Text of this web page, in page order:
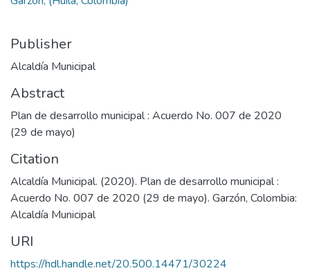
Publisher
Alcaldía Municipal
Abstract
Plan de desarrollo municipal : Acuerdo No. 007 de 2020
(29 de mayo)
Citation
Alcaldía Municipal. (2020). Plan de desarrollo municipal :
Acuerdo No. 007 de 2020 (29 de mayo). Garzón, Colombia:
Alcaldía Municipal
URI
https://hdl.handle.net/20.500.14471/30224